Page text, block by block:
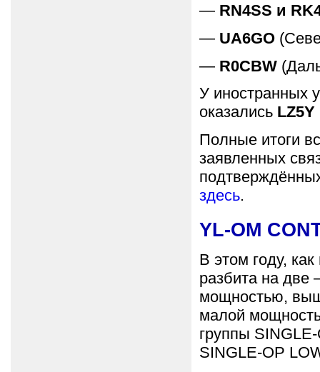
— RN4SS и
— UA6GO
— R0CBW
У иностранных
оказались LZ5Y
Полные итоги
заявленных
здесь.
YL-OM
В этом году,
разбита на
мощностью,
малой
группы
SINGLE-OP